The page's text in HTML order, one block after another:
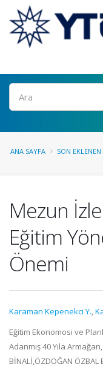
Ara
ANA SAYFA SON
Mezun
Eğitim
Önemi
Karaman Kepenekci Y.,
Eğitim Ekonomosi ve
Adanmış 40 Yıla
BİNALİ,ÖZDOĞAN